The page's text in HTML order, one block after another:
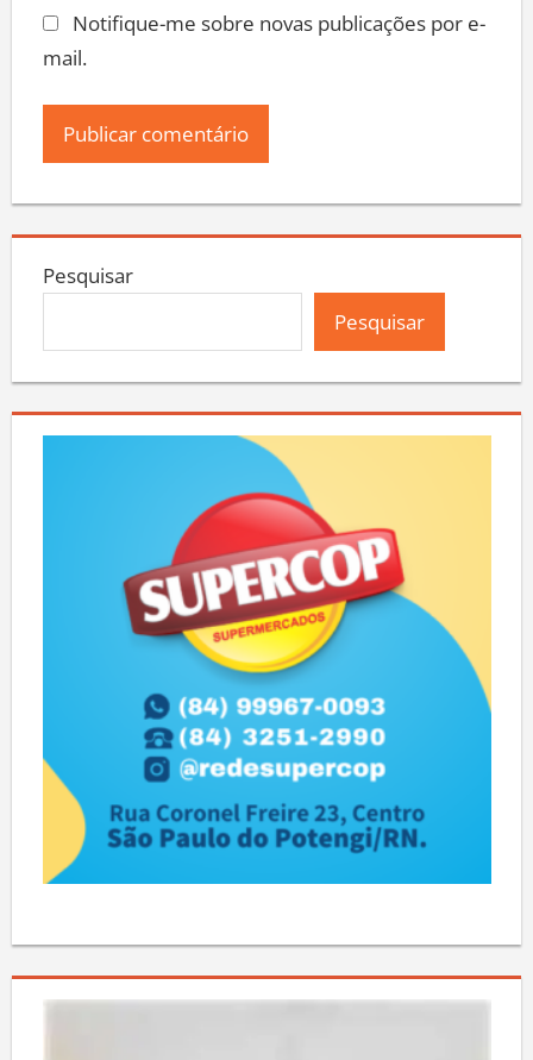
Notifique-me sobre novas publicações por e-
mail.
Pesquisar
Pesquisar